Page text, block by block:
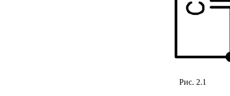
Рис. 2.1